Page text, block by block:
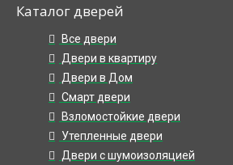
Каталог дверей
Все двери
Двери в квартиру
Двери в Дом
Смарт двери
Взломостойкие двери
Утепленные двери
Двери с шумоизоляцией